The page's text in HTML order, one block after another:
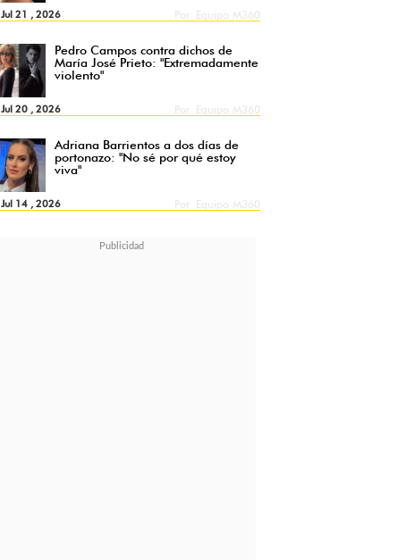
Jul 21 , 2026
Pedro Campos contra dichos de
María José Prieto: "Extremadamente
violento"
Jul 20 , 2026
Adriana Barrientos a dos días de
portonazo: "No sé por qué estoy
viva"
Jul 14 , 2026